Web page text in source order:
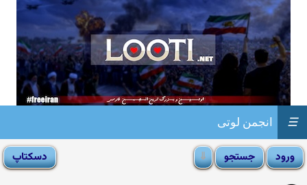
انجمن لوتی ☰